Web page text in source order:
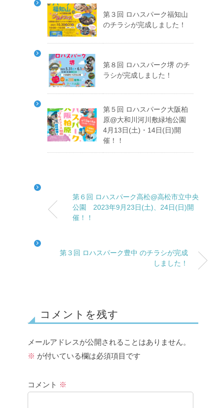
第３回 ロハスパーク福知山
のチラシが完成しました！
第８回 ロハスパーク堺 のチ
ラシが完成しました！
第５回 ロハスパーク大阪柏
原@大和川河川敷緑地公園
4月13日(土)・14日(日)開
催！！
第６回 ロハスパーク高松@高松市立中央
公園 2023年9月23日(土)、24日(日)開
催！！
第３回 ロハスパーク豊中 のチラシが完成
しました！
コメントを残す
メールアドレスが公開されることはありません。
※ が付いている欄は必須項目です
コメント ※